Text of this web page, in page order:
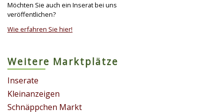
Möchten Sie auch ein Inserat bei uns
veröffentlichen?
Wie erfahren Sie hier!
Weitere Marktplätze
Inserate
Kleinanzeigen
Schnäppchen Markt